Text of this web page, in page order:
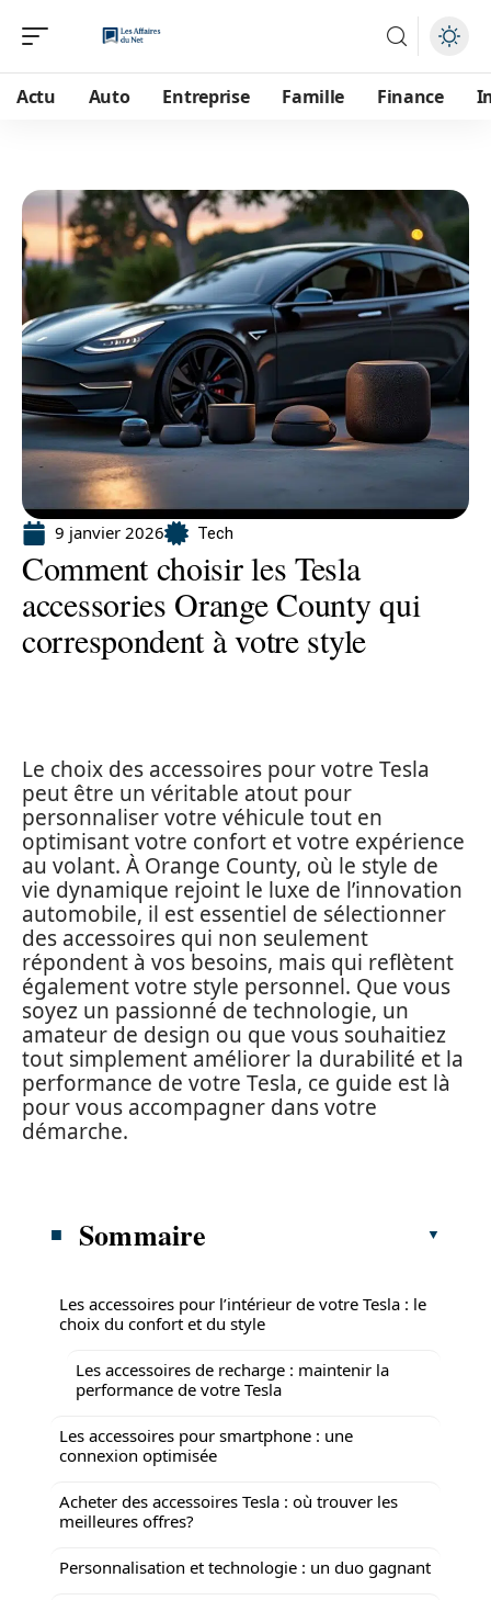
Actu Auto Entreprise Famille Finance
9 janvier 2026 Tech
Comment choisir les Tesla
accessories Orange County qui
correspondent à votre style
Le choix des accessoires pour votre Tesla
peut être un véritable atout pour
personnaliser votre véhicule tout en
optimisant votre confort et votre expérience
au volant. À Orange County, où le style de
vie dynamique rejoint le luxe de l’innovation
automobile, il est essentiel de sélectionner
des accessoires qui non seulement
répondent à vos besoins, mais qui reflètent
également votre style personnel. Que vous
soyez un passionné de technologie, un
amateur de design ou que vous souhaitiez
tout simplement améliorer la durabilité et la
performance de votre Tesla, ce guide est là
pour vous accompagner dans votre
démarche.
Sommaire
Les accessoires pour l’intérieur de votre Tesla : le
choix du confort et du style
Les accessoires de recharge : maintenir la
performance de votre Tesla
Les accessoires pour smartphone : une
connexion optimisée
Acheter des accessoires Tesla : où trouver les
meilleures offres?
Personnalisation et technologie : un duo gagnant